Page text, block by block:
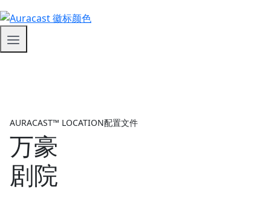
AURACAST™ LOCATION配置文件
万豪
剧院